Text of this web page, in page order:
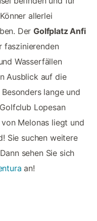
allerlei
DerGolfplatz Anfi
faszinierenden
Wasserfällen
Ausblick auf die
lange und
Lopesan
Melonas liegt und
Sie suchen weitere
sehen Sie sich
an!